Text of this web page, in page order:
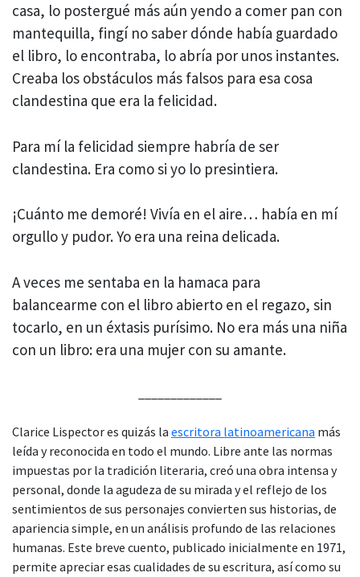
casa, lo postergué más aún yendo a comer pan con
mantequilla, fingí no saber dónde había guardado
el libro, lo encontraba, lo abría por unos instantes.
Creaba los obstáculos más falsos para esa cosa
clandestina que era la felicidad.
Para mí la felicidad siempre habría de ser
clandestina. Era como si yo lo presintiera.
¡Cuánto me demoré! Vivía en el aire… había en mí
orgullo y pudor. Yo era una reina delicada.
A veces me sentaba en la hamaca para
balancearme con el libro abierto en el regazo, sin
tocarlo, en un éxtasis purísimo. No era más una niña
con un libro: era una mujer con su amante.
Clarice Lispector es quizás la escritora latinoamericana más
leída y reconocida en todo el mundo. Libre ante las normas
impuestas por la tradición literaria, creó una obra intensa y
personal, donde la agudeza de su mirada y el reflejo de los
sentimientos de sus personajes convierten sus historias, de
apariencia simple, en un análisis profundo de las relaciones
humanas. Este breve cuento, publicado inicialmente en 1971,
permite apreciar esas cualidades de su escritura, así como su